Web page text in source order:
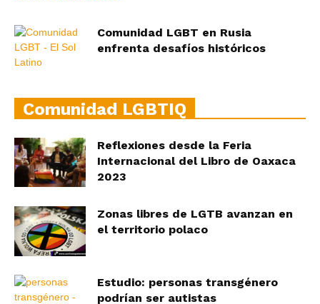
Comunidad LGBT en Rusia
enfrenta desafíos históricos
Comunidad LGBTIQ
Reflexiones desde la Feria
Internacional del Libro de Oaxaca
2023
Zonas libres de LGTB avanzan en
el territorio polaco
Estudio: personas transgénero
podrían ser autistas